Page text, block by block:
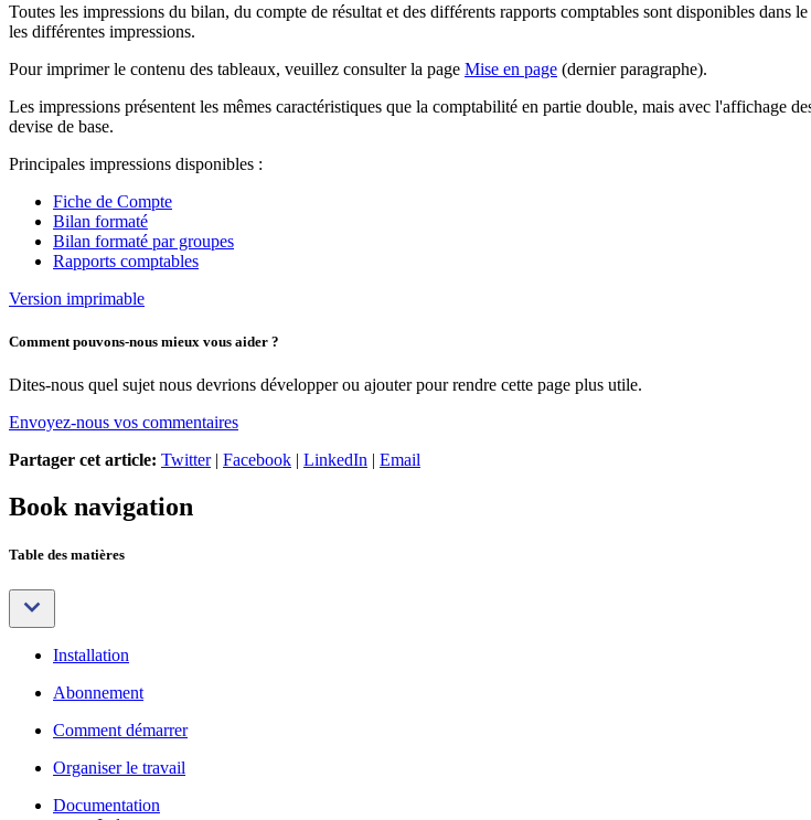
Toutes les impressions du bilan, du compte de résultat et des différents rapports comptables sont disponibles dans
les différentes impressions.
Pour imprimer le contenu des tableaux, veuillez consulter la page Mise en page (dernier paragraphe).
Les impressions présentent les mêmes caractéristiques que la comptabilité en partie double, mais avec l'affichage
devise de base.
Principales impressions disponibles :
Fiche de Compte
Bilan formaté
Bilan formaté par groupes
Rapports comptables
Version imprimable
Comment pouvons-nous mieux vous aider ?
Dites-nous quel sujet nous devrions développer ou ajouter pour rendre cette page plus utile.
Envoyez-nous vos commentaires
Partager cet article: Twitter| Facebook | LinkedIn | Email
Book navigation
Table des matières
Installation
Abonnement
Comment démarrer
Organiser le travail
Documentation